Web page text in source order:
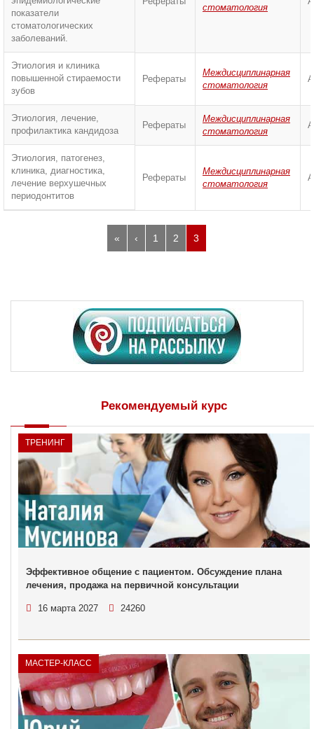
показатели
стоматологических
заболеваний.
стоматология
Этиология и клиника
повышенной стираемости
зубов
Рефераты
Междисциплинарная
стоматология
Этиология, лечение,
профилактика кандидоза
Рефераты
Междисциплинарная
стоматология
Этиология, патогенез,
клиника, диагностика,
лечение верхушечных
периодонтитов
Рефераты
Междисциплинарная
стоматология
« ‹ 1 2 3
Рекомендуемый курс
ТРЕНИНГ
Эффективное общение с пациентом. Обсуждение плана
лечения, продажа на первичной консультации
16 марта 2027 24260
МАСТЕР-КЛАСС